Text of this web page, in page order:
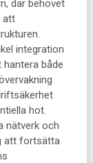
där behovet
att
integration
både
hot.
nätverk och
att fortsätta